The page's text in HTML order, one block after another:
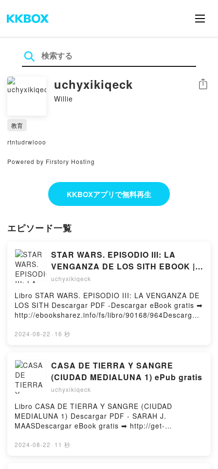
uchyxikiqeck
Willie
シェア
教育
rtntudrwlooo
Powered by Firstory Hosting
KKBOXアプリで無料再生
エピソード一覧
STAR WARS. EPISODIO III: LA
VENGANZA DE LOS SITH EBOOK | |
Descargar libro PDF EPUB
uchyxikiqeck
Libro STAR WARS. EPISODIO III: LA VENGANZA DE
LOS SITH Descargar PDF -Descargar eBook gratis ➡
http://ebooksharez.info/fs/libro/90168/964Descargar
VENGANZA DE LOS SITH Libro gratuito (PDF ePub
VENGANZA DE LOS SITH Epub, STAR WARS.
EPISODIO III: LA VENGANZA DE LOS SITH Leer en
línea , STAR WARS. EPISODIO III: LA VENGANZA
DE LOS SITH Audiolibro, STAR WARS. EPISODIO III:
LA VENGANZA DE LOS SITH VK, STAR WARS.
EPISODIO III: LA VENGANZA DE LOS SITH Kindle,
STAR WARS. EPISODIO III: LA VENGANZA DE LOS
SITH Epub VK, STAR WARS. EPISODIO III: LA
VENGANZA DE LOS SITH Descargar gratisPowered
2024-08-22 · 16 秒
CASA DE TIERRA Y SANGRE
(CIUDAD MEDIALUNA 1) ePub gratis
uchyxikiqeck
Libro CASA DE TIERRA Y SANGRE (CIUDAD
MEDIALUNA 1) Descargar PDF - SARAH J.
MAASDescargar eBook gratis ➡ http://get-
línea CASA DE TIERRA Y SANGRE (CIUDAD
2024-08-22 · 11 秒